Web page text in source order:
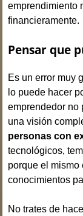
emprendimiento
financieramente.
Pensar que
Es un error muy
lo puede hacer
emprendedor no
una visión
personas con
tecnológicos,
porque el
conocimientos
No trates de